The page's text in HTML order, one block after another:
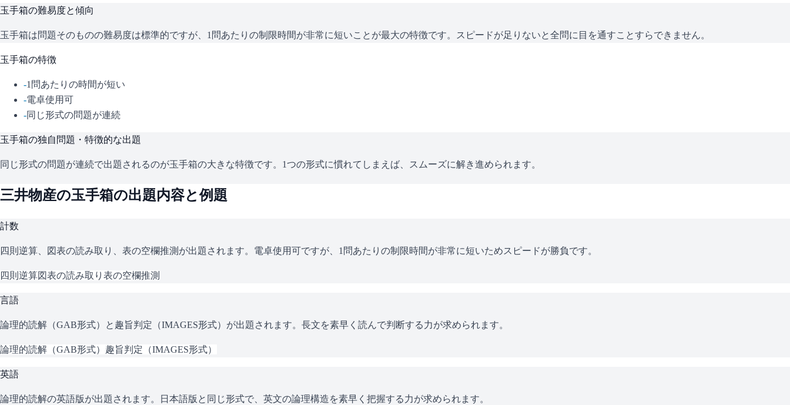
玉手箱の難易度と傾向
玉手箱は問題そのものの難易度は標準的ですが、1問あたりの制限時間が非常に短いことが最大の特徴です。スピードが足りないと全問に目を通すことすらできません。
玉手箱の特徴
-1問あたりの時間が短い
-電卓使用可
-同じ形式の問題が連続
玉手箱の独自問題・特徴的な出題
同じ形式の問題が連続で出題されるのが玉手箱の大きな特徴です。1つの形式に慣れてしまえば、スムーズに解き進められます。
三井物産の玉手箱の出題内容と例題
計数
四則逆算、図表の読み取り、表の空欄推測が出題されます。電卓使用可ですが、1問あたりの制限時間が非常に短いためスピードが勝負です。
四則逆算図表の読み取り 表の空欄推測
言語
論理的読解（GAB形式）と趣旨判定（IMAGES形式）が出題されます。長文を素早く読んで判断する力が求められます。
論理的読解（GAB形式） 趣旨判定（IMAGES形式）
英語
論理的読解の英語版が出題されます。日本語版と同じ形式で、英文の論理構造を素早く把握する力が求められます。